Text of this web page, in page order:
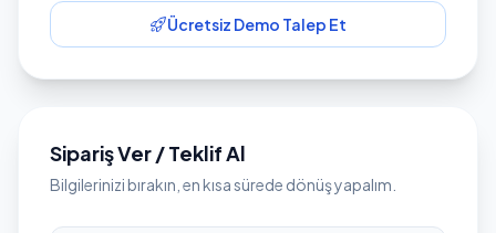
Ücretsiz Demo Talep Et
Sipariş Ver / Teklif Al
Bilgilerinizi bırakın, en kısa sürede dönüş yapalım.